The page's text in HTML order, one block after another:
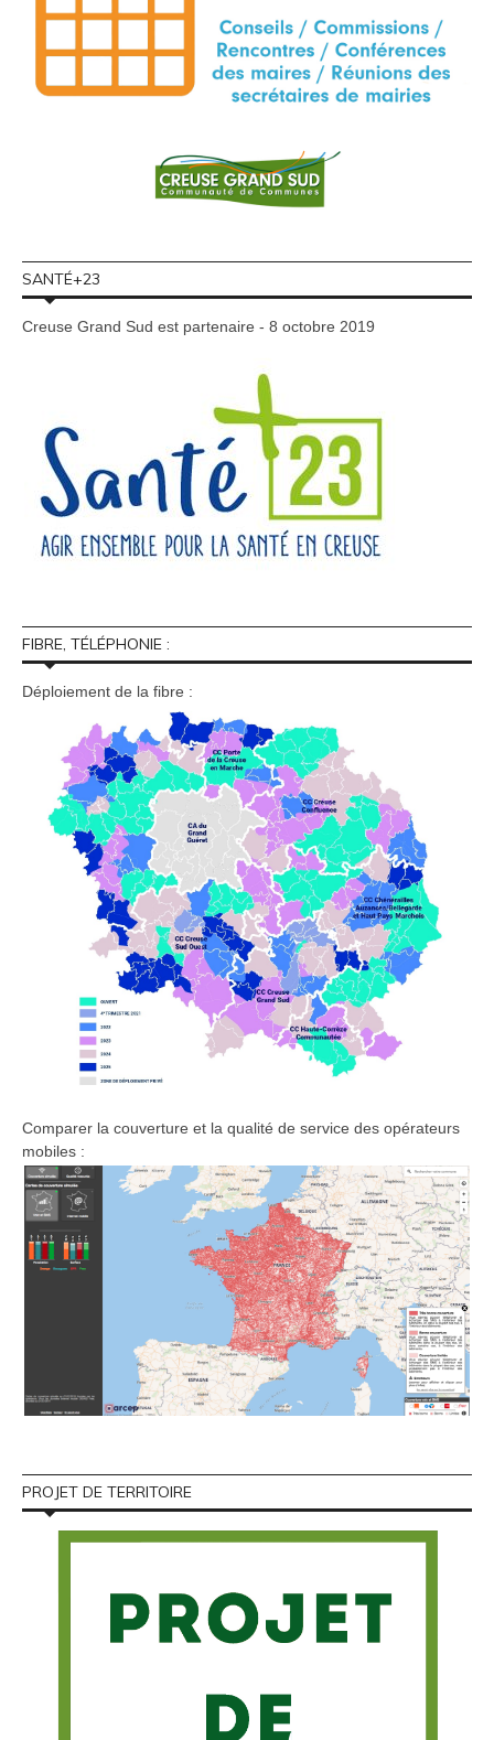
SANTÉ+23
Creuse Grand Sud est partenaire - 8 octobre 2019
FIBRE, TÉLÉPHONIE :
Déploiement de la fibre :
Comparer la couverture et la qualité de service des opérateurs
mobiles :
PROJET DE TERRITOIRE